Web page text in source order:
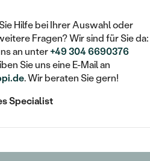
Hilfe bei Ihrer Auswahl oder
Fragen? Wir sind für Sie da:
an unter+49 304 6690376
Sie uns eine E-Mail an
. Wir beraten Sie gern!
Specialist